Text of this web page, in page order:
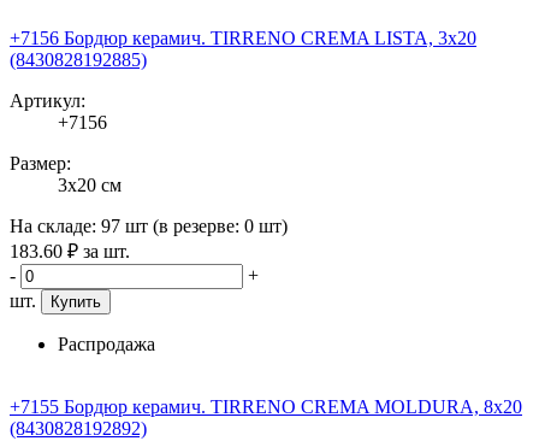
+7156 Бордюр керамич. TIRRENO CREMA LISTA, 3x20
(8430828192885)
Артикул:
+7156
Размер:
3x20 см
На складе: 97 шт (в резерве: 0 шт)
183.60 ₽ за шт.
-
+
шт.
Купить
Распродажа
+7155 Бордюр керамич. TIRRENO CREMA MOLDURA, 8x20
(8430828192892)